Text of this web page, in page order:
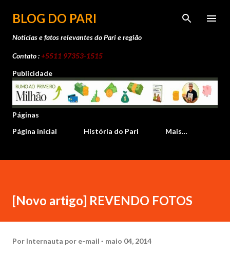
Pular para o conteúdo principal
BLOG DO PARI
Noticias e fatos relevantes do Pari e região
Contato :+5511 97353-1515
Publicidade
Páginas
Página inicial
História do Pari Mais…
[Novo artigo] REVENDO FOTOS
Por Internauta por e-mail maio 04, 2014